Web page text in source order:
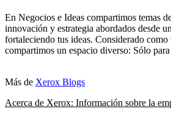
En Negocios e Ideas compartimos temas
innovación y estrategia abordados desde
fortaleciendo tus ideas. Considerado
compartimos un espacio diverso: Sólo
Más de Xerox Blogs
Acerca de Xerox: Información sobre la